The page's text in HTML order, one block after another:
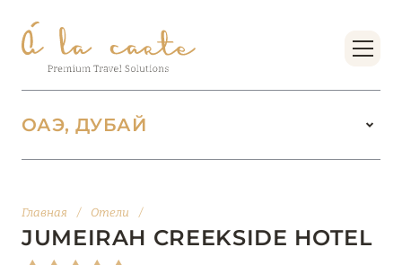
ОАЭ, ДУБАЙ
АБУ-ДАБИ 20
Главная / Отели /
JUMEIRAH CREEKSIDE HOTEL